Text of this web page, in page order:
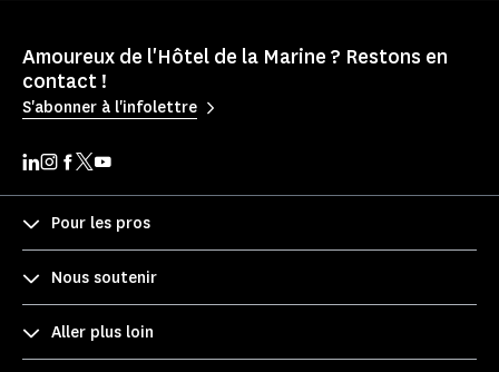
Amoureux de l'Hôtel de la Marine ? Restons en
contact !
S'abonner à l'infolettre
Pour les pros
Nous soutenir
Aller plus loin